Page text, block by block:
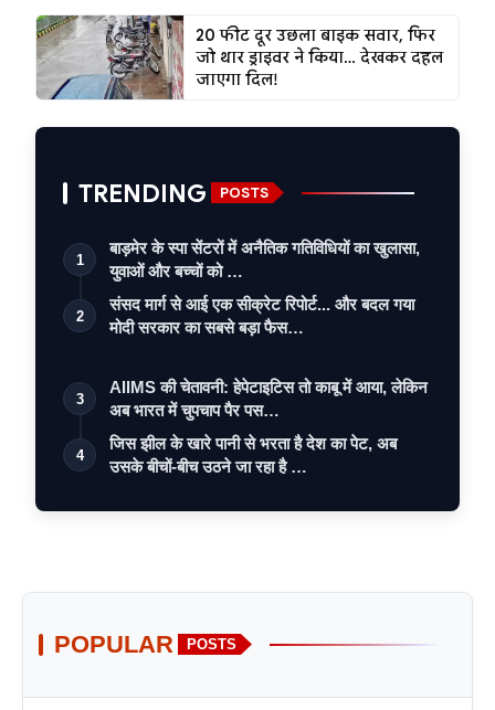
20 फीट दूर उछला बाइक सवार, फिर
जो थार ड्राइवर ने किया… देखकर दहल
जाएगा दिल!
TRENDING POSTS
1
बाड़मेर के स्पा सेंटरों में अनैतिक गतिविधियों का खुलासा,
युवाओं और बच्चों को …
2
संसद मार्ग से आई एक सीक्रेट रिपोर्ट... और बदल गया
मोदी सरकार का सबसे बड़ा फैस…
3
AIIMS की चेतावनी: हेपेटाइटिस तो काबू में आया, लेकिन
अब भारत में चुपचाप पैर पस…
4
जिस झील के खारे पानी से भरता है देश का पेट, अब
उसके बीचों-बीच उठने जा रहा है …
POPULAR POSTS